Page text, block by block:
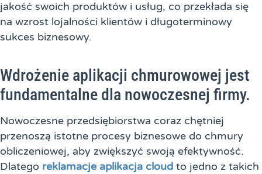
jakość swoich produktów i usług, co przekłada się
na wzrost lojalności klientów i długoterminowy
sukces biznesowy.
Wdrożenie aplikacji chmurowowej jest
fundamentalne dla nowoczesnej firmy.
Nowoczesne przedsiębiorstwa coraz chętniej
przenoszą istotne procesy biznesowe do chmury
obliczeniowej, aby zwiększyć swoją efektywność.
Dlatego reklamacje aplikacja cloud to jedno z takich